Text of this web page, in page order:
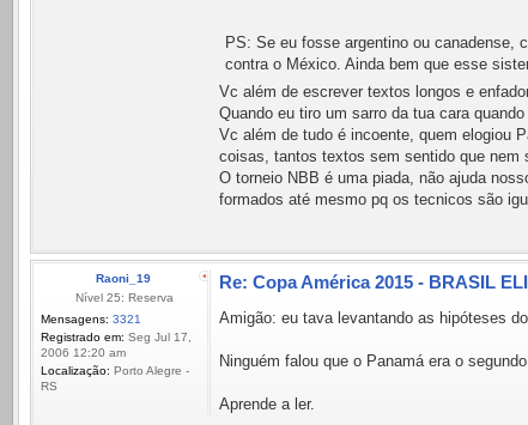
PS: Se eu fosse argentino ou canadense,
contra o México. Ainda bem que esse
Vc além de escrever textos longos e
Quando eu tiro um sarro da tua cara
Vc além de tudo é incoente, quem elogiou
coisas, tantos textos sem sentido que nem
O torneio NBB é uma piada, não ajuda
formados até mesmo pq os tecnicos são
Raoni_19
Nível 25: Reserva
Mensagens: 3321
Registrado em: Seg Jul 17,
2006 12:20 am
Localização: Porto Alegre -
RS
Re: Copa América 2015 - BRASIL
Amigão: eu tava levantando as hipóteses
Ninguém falou que o Panamá era o
Aprende a ler.